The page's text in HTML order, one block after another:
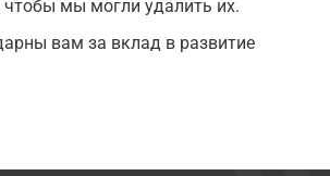
мы могли удалить их.
вам за вклад в развитие